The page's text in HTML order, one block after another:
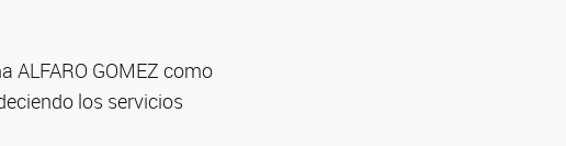
ALFARO GOMEZ como
los servicios